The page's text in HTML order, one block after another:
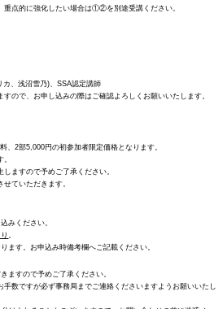
重点的に強化したい場合は①②を別途受講ください。
カ、浅沼雪乃)、SSA認定講師
ので、お申し込みの際はご確認よろしくお願いいたします。
2部5,000円の初参加者限定価格となります。
ますので予めご了承ください。
ていただきます。
みください。
。
ます。お申込み時備考欄へご記載ください。
ますので予めご了承ください。
数ですが必ず事務局までご連絡くださいますようお願いいたし